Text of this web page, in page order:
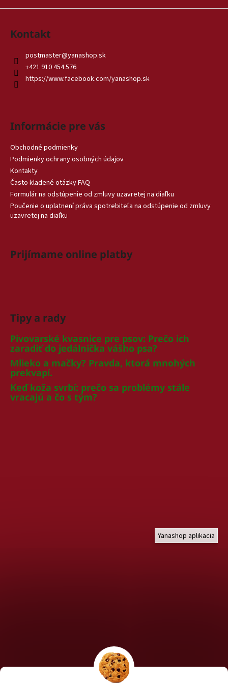
á
j
s
?
O
d
p
o
r
ú
m
KONZERVA
JAHŇA
A
ZEMIAKY
800G
€3,70
Kontakt
postmaster@yanashop.sk
+421 910 454 576
https://www.facebook.com/yanashop.sk
Informácie pre vás
Obchodné podmienky
Podmienky ochrany osobných údajov
Kontakty
Často kladené otázky FAQ
Formulár na odstúpenie od zmluvy uzavretej na diaľku
Poučenie o uplatnení práva spotrebiteľa na odstúpenie od zmluvy
uzavretej na diaľku
Prijímame online platby
Tipy a rady
Pivovarské kvasnice pre psov: Prečo ich
zaradiť do jedálnička vášho psa?
Mlieko a mačky? Pravda, ktorá mnohých
prekvapí.
Keď koža svrbí: prečo sa problémy stále
vracajú a čo s tým?
Yanashop aplikacia